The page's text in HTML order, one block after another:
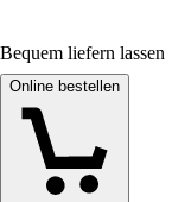
Bequem liefern lassen
Online bestellen